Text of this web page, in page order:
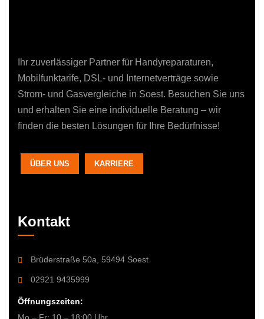
Ihr zuverlässiger Partner für Handyreparaturen,
Mobilfunktarife, DSL- und Internetverträge sowie
Strom- und Gasvergleiche in Soest. Besuchen Sie uns
und erhalten Sie eine individuelle Beratung – wir
finden die besten Lösungen für Ihre Bedürfnisse!
ÜBER UNS KARRIERE
Kontakt
Brüderstraße 50a, 59494 Soest
02921 9435999
Öffnungszeiten: